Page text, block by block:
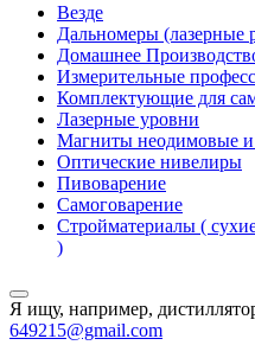
Везде
Дальномеры (лазерные
Домашнее
Измерительные
Комплектующие для
Лазерные уровни
Магниты неодимовые
Оптические нивелиры
Пивоварение
Самоговарение
Стройматериалы (
)
Я ищу, например,
649215@gmail.com